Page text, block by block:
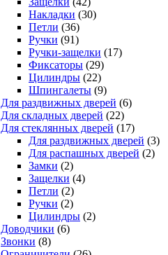
Накладки (30)
Петли (36)
Ручки (91)
Ручки-защелки (17)
Фиксаторы (29)
Цилиндры (22)
Шпингалеты (9)
Для раздвижных дверей (6)
Для складных дверей (22)
Для стеклянных дверей (17)
Для раздвижных дверей (3)
Для распашных дверей (2)
Замки (2)
Защелки (4)
Петли (2)
Ручки (2)
Цилиндры (2)
Доводчики (6)
Звонки (8)